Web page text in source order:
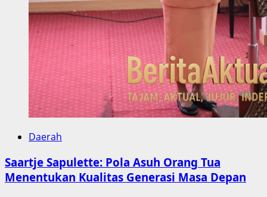
Daerah
Saartje Sapulette: Pola Asuh Orang Tua
Menentukan Kualitas Generasi Masa Depan